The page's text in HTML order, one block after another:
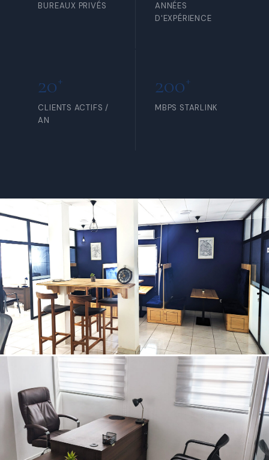
BUREAUX PRIVÉS
ANNÉES
D'EXPÉRIENCE
20+
CLIENTS ACTIFS /
AN
200+
MBPS STARLINK